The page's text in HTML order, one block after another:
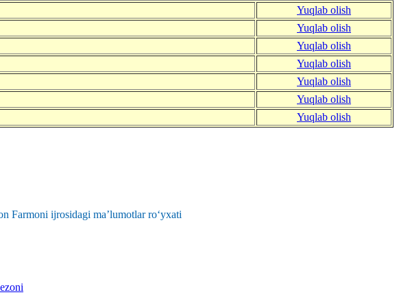
Yuqlab olish
Yuqlab olish
Yuqlab olish
Yuqlab olish
Yuqlab olish
Yuqlab olish
Yuqlab olish
Farmoni ijrosidagi ma’lumotlar ro‘yxati